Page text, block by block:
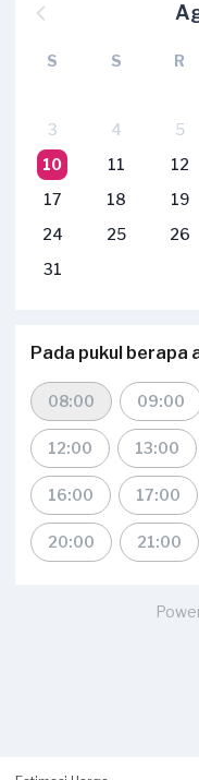
S S R
3
4 5
10
11 12
17
18 19
24
25 26
31
Pada pukul berapa
08:00 09:00
12:00 13:00
16:00 17:00
20:00 21:00